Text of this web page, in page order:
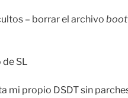
– borrar el archivo boot
SL
mi propio DSDT sin